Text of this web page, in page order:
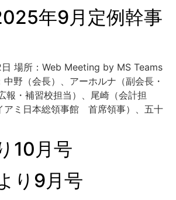
年9月定例幹事
場所：Web Meeting by MS Teams
野（会長）、アーホルナ（副会長・
報・補習校担当）、尾崎（会計担
アミ日本総領事館 首席領事）、五十
10月号
り9月号